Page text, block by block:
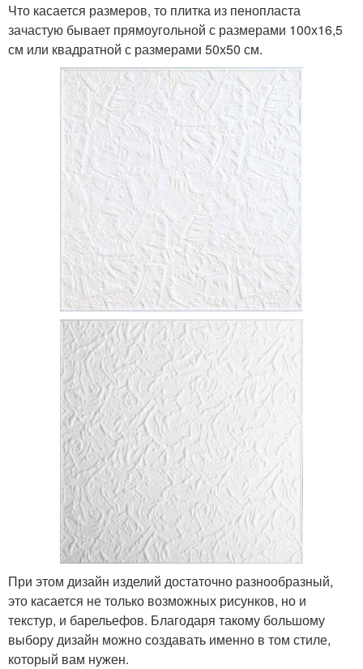
Что касается размеров, то плитка из пенопласта
зачастую бывает прямоугольной с размерами 100х16,5
см или квадратной с размерами 50х50 см.
При этом дизайн изделий достаточно разнообразный,
это касается не только возможных рисунков, но и
текстур, и барельефов. Благодаря такому большому
выбору дизайн можно создавать именно в том стиле,
который вам нужен.